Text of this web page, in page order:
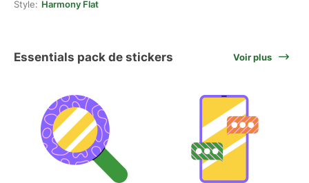
Style: Harmony Flat
Essentials pack de stickers Voir plus